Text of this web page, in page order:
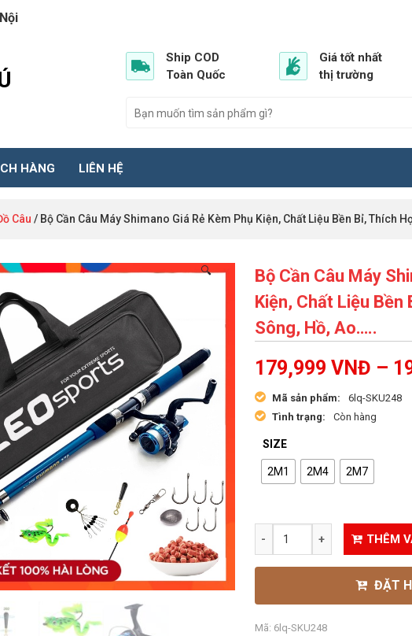
Ship COD
Toàn Quốc
Giá tốt nhất
thị trường
HÀNG LIÊN HỆ
Câu / Bộ Cần Câu Máy Shimano Giá Rẻ Kèm Phụ Kiện, Chất Liệu Bền Bỉ, Thích
🔍
Bộ Cần Câu Máy
Kiện, Chất Liệu Bền
Sông, Hồ, Ao…..
179,999 VNĐ –
Mã sản phẩm:
6lq-SKU248
Tình trạng:
Còn hàng
SIZE
2M1 2M4 2M7
THÊM
ĐẶT
Mã: 6lq-SKU248